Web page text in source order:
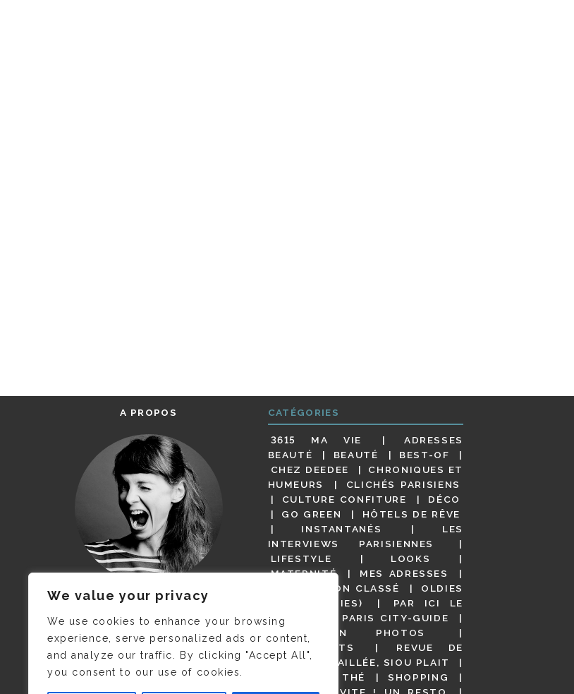
We value your privacy
We use cookies to enhance your browsing
experience, serve personalized ads or content,
and analyze our traffic. By clicking "Accept All",
you consent to our use of cookies.
A PROPOS
JE M’APPELLE DELPHINE MAIS
C’EST ©CAMILLE COLLIN QUI A
PRIS CETTE PHOTO !
CATÉGORIES
3615 MA VIE
ADRESSES
BEAUTÉ
BEAUTÉ
BEST-OF
CHEZ DEEDEE
CHRONIQUES ET
HUMEURS
CLICHÉS PARISIENS
CULTURE CONFITURE
DÉCO
GO GREEN
HÔTELS DE RÊVE
INSTANTANÉS
LES
INTERVIEWS PARISIENNES
LIFESTYLE
LOOKS
MATERNITÉ
MES ADRESSES
NON CLASSÉ
OLDIES
(BUT GOODIES)
PAR ICI LE
MAGOT !
PARIS CITY-GUIDE
PARIS EN PHOTOS
RESTAURANTS
REVUE DE
PRESSE DÉTAILLÉE, SIOU PLAIT
SALONS DE THÉ
SHOPPING
VIDÉOS
VITE ! UN RESTO